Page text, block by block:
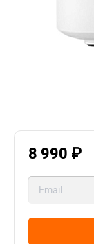
8 990 ₽